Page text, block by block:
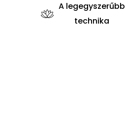
A legegyszerűbb
technika